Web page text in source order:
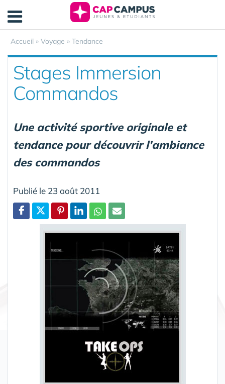
Accueil » Voyage » Tendance
Stages Immersion
Commandos
Une activité sportive originale et
tendance pour découvrir l'ambiance
des commandos
Publié le 23 août 2011
Partager
Panneau de gestion des cookies